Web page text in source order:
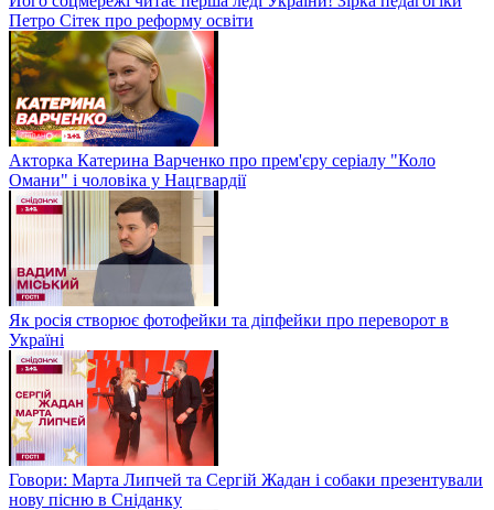
Петро Сітек про реформу освіти
Акторка Катерина Варченко про прем'єру серіалу "Коло
Омани" і чоловіка у Нацгвардії
Як росія створює фотофейки та діпфейки про переворот в
Україні
Говори: Марта Липчей та Сергій Жадан і собаки презентували
нову пісню в Сніданку